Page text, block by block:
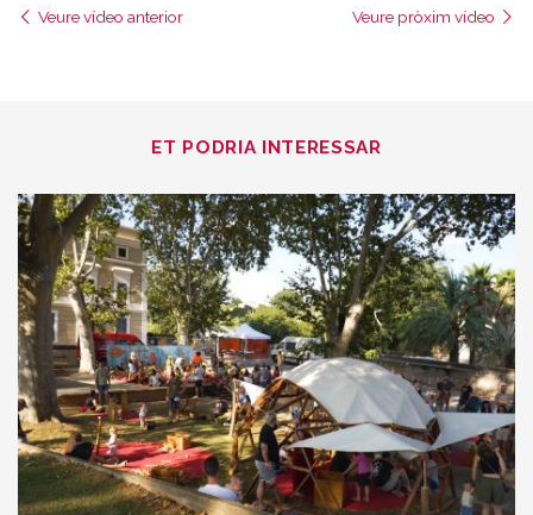
Veure vídeo anterior Veure pròxim vídeo
ET PODRIA INTERESSAR